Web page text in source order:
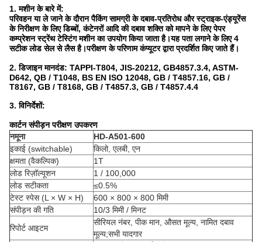
1. मशीन के बारे में:
परिवहन या ले जाने के दौरान पैकिंग सामग्री के दबाव-प्रतिरोध और स्ट्राइक-एंड्यूरेंस
के निरीक्षण के लिए डिब्बों, कंटेनरों आदि की दबाव शक्ति को मापने के लिए पेपर
कम्प्रेशन स्ट्रेंथ टेस्टिंग मशीन का उपयोग किया जाता है।यह पता लगाने के लिए 4
सटीक लोड सेल से लैस है।परीक्षण के परिणाम कंप्यूटर द्वारा प्रदर्शित किए जाते हैं।
2. डिजाइन मानदंड: TAPPI-T804, JIS-20212, GB4857.3.4, ASTM-
D642, QB / T1048, BS EN ISO 12048, GB / T4857.16, GB /
T8167, GB / T8168, GB / T4857.3, GB / T4857.4.4
3. विनिर्देशों:
कार्टन संपीड़न परीक्षण उपकरण
नमूना
HD-A501-600
इकाई (switchable)
किलो, एलबी, एन
क्षमता (वैकल्पिक)
1T
लोड रिज़ॉल्यूशन
1 / 100,000
लोड सटीकता
≤0.5%
टेस्ट स्पेस (L × W × H)
600 × 800 × 800 मिमी
संपीड़न की गति
10/3 मिमी / मिनट
रिपोर्ट आइटम
सीरियल नंबर, पीक मान, औसत मूल्य, नामित दबाव
मूल्य;सभी यादगार